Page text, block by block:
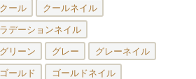
クール クールネイル
デーションネイル
グリーン グレー グレーネイル
ゴールド ゴールドネイル